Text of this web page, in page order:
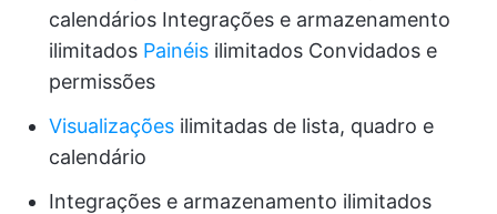
calendários Integrações e armazenamento
ilimitados Painéis ilimitados Convidados e
permissões
Visualizações ilimitadas de lista, quadro e
calendário
Integrações e armazenamento ilimitados